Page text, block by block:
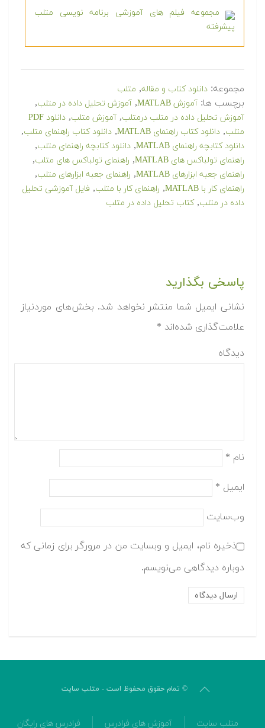
مجموعه فیلم های آموزشی برنامه نویسی متلب
پیشرفته
مجموعه: دانلود کتاب و مقاله, متلب
برچسب ها: آموزش MATLAB , آموزش تحلیل داده در متلب,
آموزش تحلیل داده در متلب درمتلب, آموزش متلب,
دانلود PDF
متلب, دانلود کتاب راهنمای MATLAB , دانلود کتاب راهنمای متلب,
دانلود کتابچه راهنمای MATLAB , دانلود کتابچه راهنمای متلب,
راهنمای تولباکس های MATLAB , راهنمای تولباکس های متلب,
راهنمای جعبه ابزارهای MATLAB , راهنمای جعبه ابزارهای متلب,
راهنمای کار با MATLAB , راهنمای کار با متلب, فایل آموزشی تحلیل
داده در متلب,کتاب تحلیل داده در متلب
پاسخی بگذارید
نشانی ایمیل شما منتشر نخواهد شد. بخش‌های موردنیاز
علامت‌گذاری شده‌اند *
دیدگاه
نام *
ایمیل *
وب‌سایت
ذخیره نام، ایمیل و وبسایت من در مرورگر برای زمانی که
دوباره دیدگاهی می‌نویسم.
© تمام حقوق محفوظ است - متلب سایت
متلب سایت آموزش های فرادرس فرادرس های رایگان